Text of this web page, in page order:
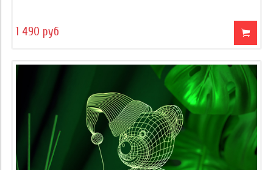
1 490 руб